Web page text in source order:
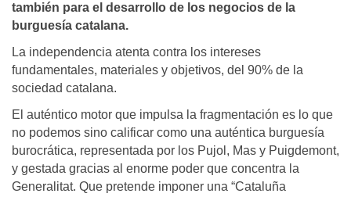
también para el desarrollo de los negocios de la
burguesía catalana.
La independencia atenta contra los intereses
fundamentales, materiales y objetivos, del 90% de la
sociedad catalana.
El auténtico motor que impulsa la fragmentación es lo que
no podemos sino calificar como una auténtica burguesía
burocrática, representada por los Pujol, Mas y Puigdemont,
y gestada gracias al enorme poder que concentra la
Generalitat. Que pretende imponer una “Cataluña